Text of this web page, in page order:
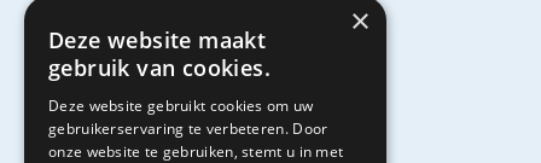
Vacatures
Studenten
Solliciteren
×
Deze website maakt
gebruik van cookies.
Deze website gebruikt cookies om uw
gebruikerservaring te verbeteren. Door
onze website te gebruiken, stemt u in met